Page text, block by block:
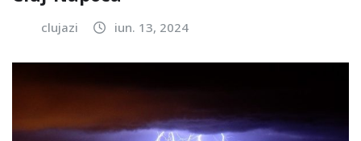
clujazi iun. 13, 2024